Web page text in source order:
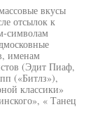
вкусы
отсылок к
символам
именам
(Эдит Пиаф,
(«Битлз»),
классики»
« Танец